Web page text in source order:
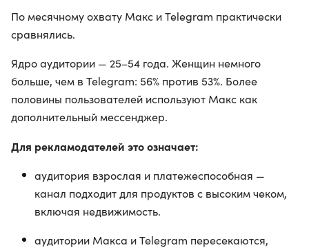
По месячному охвату Макс и Telegram практически
сравнялись.
Ядро аудитории — 25–54 года. Женщин немного
больше, чем в Telegram: 56% против 53%. Более
половины пользователей используют Макс как
дополнительный мессенджер.
Для рекламодателей это означает:
аудитория взрослая и платежеспособная —
канал подходит для продуктов с высоким чеком,
включая недвижимость.
аудитории Макса и Telegram пересекаются,